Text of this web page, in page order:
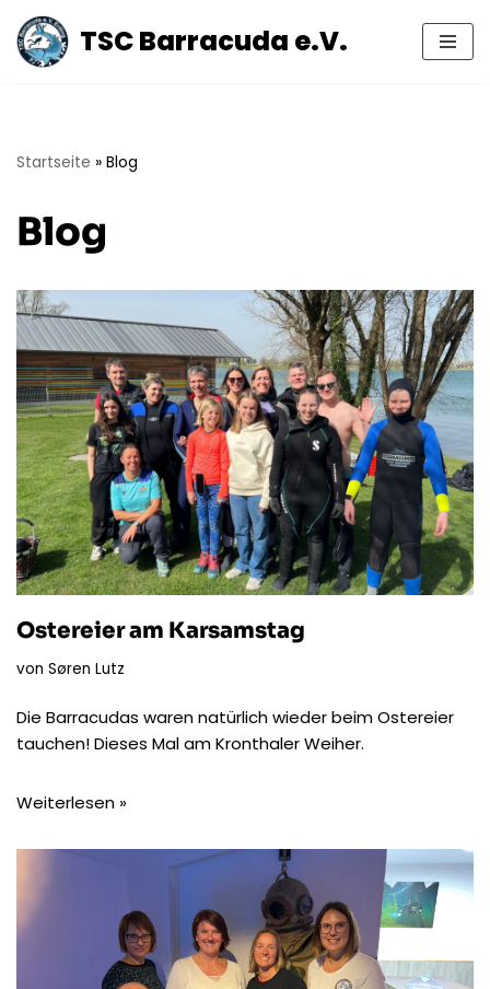
Zum
TSC Barracuda e.V.
Startseite » Blog
Blog
Ostereier am Karsamstag
von Søren Lutz
Die Barracudas waren natürlich wieder beim Ostereier
tauchen! Dieses Mal am Kronthaler Weiher.
Weiterlesen »